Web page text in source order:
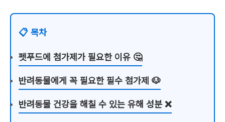
📋 목차
펫푸드에 첨가제가 필요한 이유 🤔
반려동물에게 꼭 필요한 필수 첨가제 🐶
반려동물 건강을 해칠 수 있는 유해 성분 ❌